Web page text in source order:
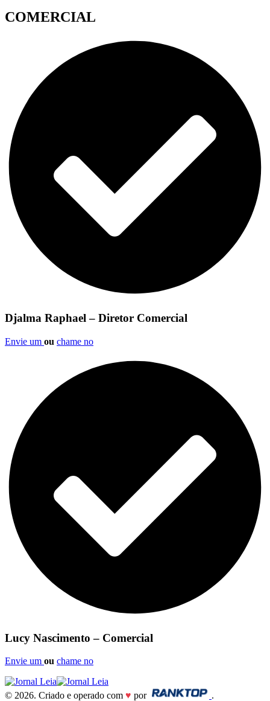
COMERCIAL
Djalma Raphael – Diretor Comercial
Envie um ou chame no
Lucy Nascimento – Comercial
Envie um ou chame no
© 2026. Criado e operado com ♥ por .